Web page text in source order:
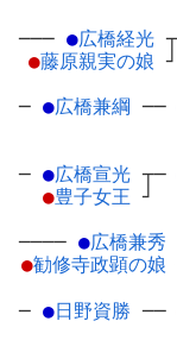
─── ●広橋経光 ┬
●藤原親実の娘 ┘
─ ●広橋兼綱 ──
─ ●広橋宣光 ┬
●豊子女王 ┘
─
──── ●広橋兼秀
●勧修寺政顕の娘
─ ●日野資勝 ──